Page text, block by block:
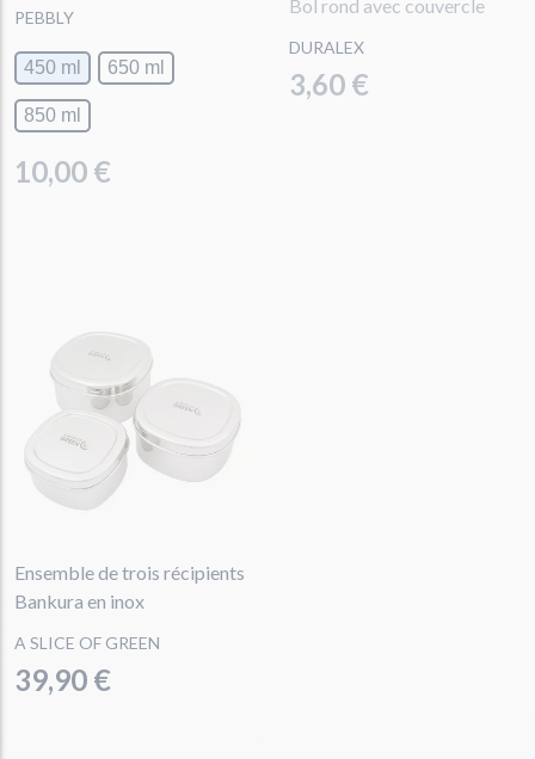
PEBBLY
450 ml 650 ml
850 ml
10,00 €
Bol rond avec couvercle
DURALEX
3,60 €
Ensemble de trois récipients
Bankura en inox
A SLICE OF GREEN
39,90 €